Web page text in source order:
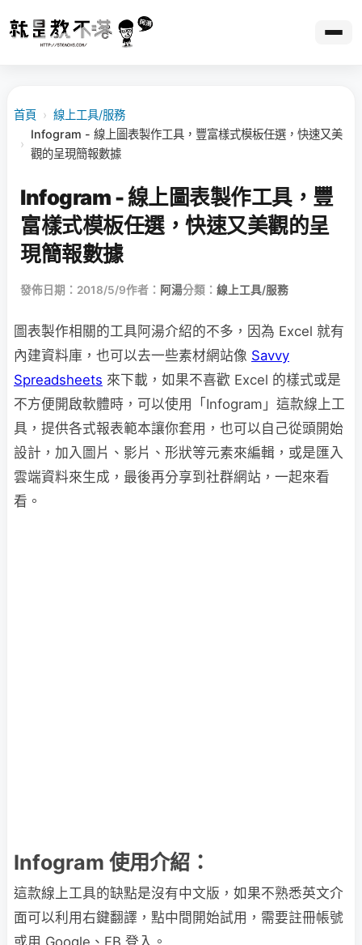
首頁 › 線上工具/服務
›
Infogram - 線上圖表製作工具，豐富樣式模板任選，快速又美
觀的呈現簡報數據
Infogram - 線上圖表製作工具，豐
富樣式模板任選，快速又美觀的呈
現簡報數據
發佈日期：2018/5/9作者： 阿湯分類： 線上工具/服務
圖表製作相關的工具阿湯介紹的不多，因為 Excel 就有
內建資料庫，也可以去一些素材網站像 Savvy
Spreadsheets 來下載，如果不喜歡 Excel 的樣式或是
不方便開啟軟體時，可以使用「Infogram」這款線上工
具，提供各式報表範本讓你套用，也可以自己從頭開始
設計，加入圖片、影片、形狀等元素來編輯，或是匯入
雲端資料來生成，最後再分享到社群網站，一起來看
看。
Infogram 使用介紹：
這款線上工具的缺點是沒有中文版，如果不熟悉英文介
面可以利用右鍵翻譯，點中間開始試用，需要註冊帳號
或用 Google、FB 登入。